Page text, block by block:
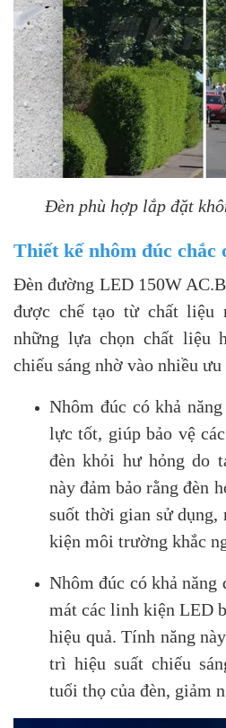
Đèn phù hợp lắp đặt
Thiết kế nhôm đúc chắc
Đèn đường LED 150W
được chế tạo từ chất liệu
những lựa chọn chất liệu
chiếu sáng nhờ vào nhiều
Nhôm đúc có khả
lực tốt, giúp bảo vệ
đèn khỏi hư hỏng do
này đảm bảo rằng đèn
suốt thời gian sử dụng,
kiện môi trường khắc
Nhôm đúc có khả
mát các linh kiện LED
hiệu quả. Tính năng
trì hiệu suất chiếu
tuổi thọ của đèn, giảm